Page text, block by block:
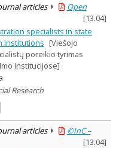
articles
Open
[13.04]
specialists in state
institutions [Viešojo
poreikio tyrimas
institucijose]
Research
articles
©InC –
[13.04]